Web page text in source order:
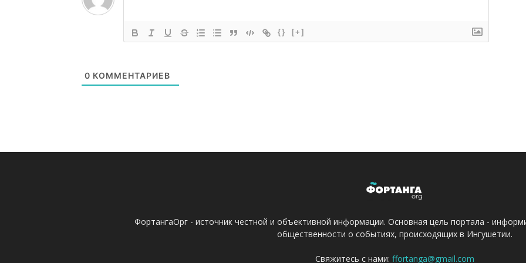
{} [+]
0 КОММЕНТАРИЕВ
ФортангаОрг - источник честной и объективной информации. Основная цель портала -
общественности о событиях, происходящих в Ингушетии.
Свяжитесь с нами: ffortanga@gmail.com